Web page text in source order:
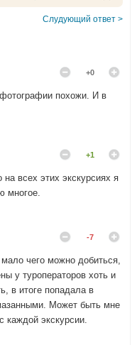
Слудующий ответ >
+0
похожи. И в
+1
всех этих экскурсиях я
многое.
-7
чего можно добиться,
у туроператоров хоть и
в итоге попадала в
Может быть мне
экскурсии.